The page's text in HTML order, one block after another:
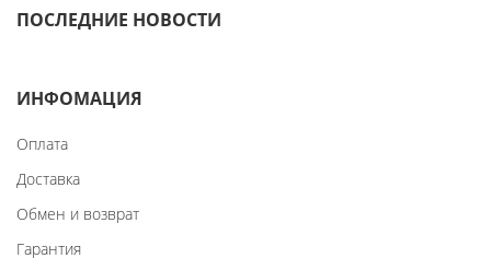
ПОСЛЕДНИЕ НОВОСТИ
ИНФОМАЦИЯ
Оплата
Доставка
Обмен и возврат
Гарантия